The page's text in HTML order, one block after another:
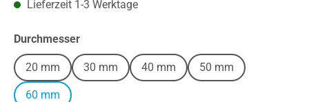
Lieferzeit 1-3 Werktage
Durchmesserauswählen
20 mm 30 mm 40 mm 50 mm
60 mm